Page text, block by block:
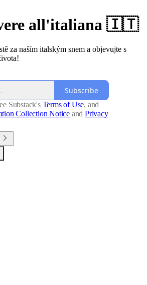
all'italiana 🇮🇹
za naším italským snem a objevujte s
Subscribe
Substack's Terms of Use, and
Collection Notice and Privacy